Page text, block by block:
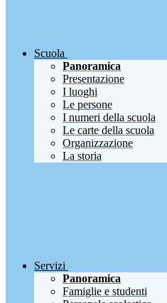
Scuola
Panoramica
Presentazione
I luoghi
Le persone
I numeri della scuola
Le carte della scuola
Organizzazione
La storia
Servizi
Panoramica
Famiglie e studenti